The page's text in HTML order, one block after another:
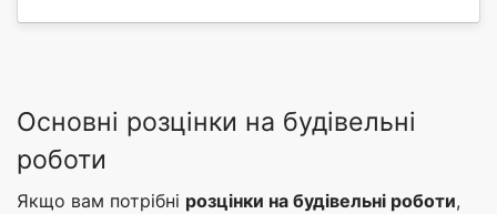
Основні розцінки на будівельні
роботи
Якщо вам потрібні розцінки на будівельні роботи,